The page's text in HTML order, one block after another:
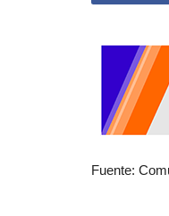
Fuente:
Poner en